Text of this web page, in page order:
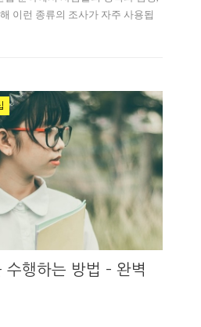
이런 종류의 조사가 자주 사용됩
수행하는 방법 – 완벽